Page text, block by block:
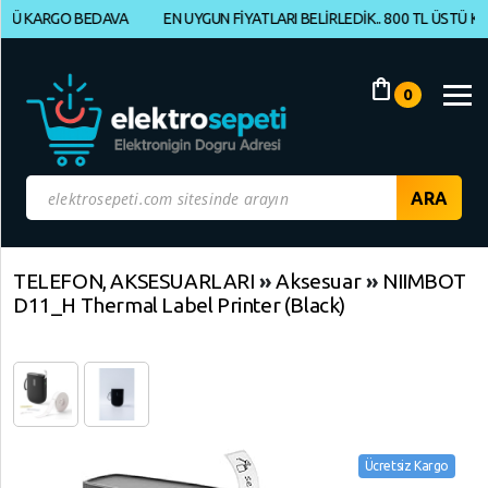
shopping_bag 0
BEDAVA EN UYGUN FİYATLARI BELİRLEDİK.. 800 TL ÜSTÜ KARGO
Müşteri
Yeni
Gelenler
İndirimdekiler
Kategoriye
Göre
Yap
ELEKTRONİK
Geri
TELEFON, AKSESUARLARI »Aksesuar» NIIMBOT
D11_H Thermal Label Printer (Black)
Ücretsiz Kargo